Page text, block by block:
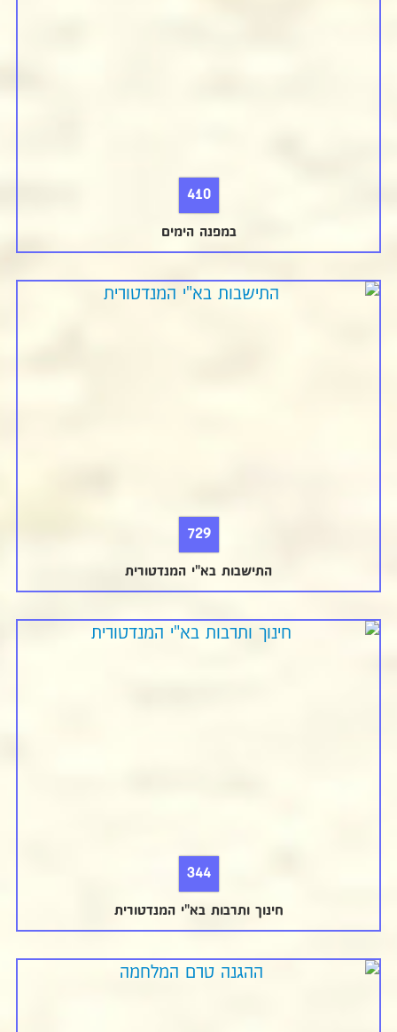
410
במפנה הימים
729
התישבות בא"י המנדטורית
344
חינוך ותרבות בא"י המנדטורית